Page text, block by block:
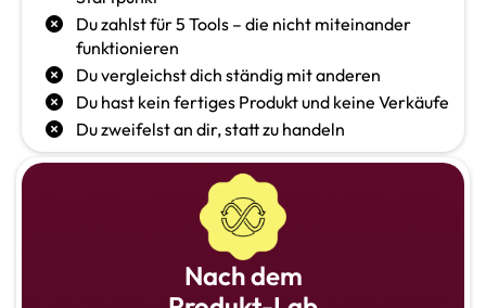
Du zahlst für 5 Tools – die nicht miteinander
funktionieren
Du vergleichst dich ständig mit anderen
Du hast kein fertiges Produkt und keine Verkäufe
Du zweifelst an dir, statt zu handeln
Nach dem